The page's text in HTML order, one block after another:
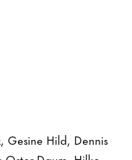
Gesine Hild, Dennis